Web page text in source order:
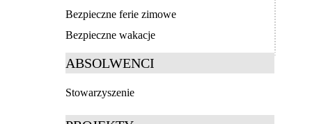
Bezpieczne ferie zimowe
Bezpieczne wakacje
ABSOLWENCI
Stowarzyszenie